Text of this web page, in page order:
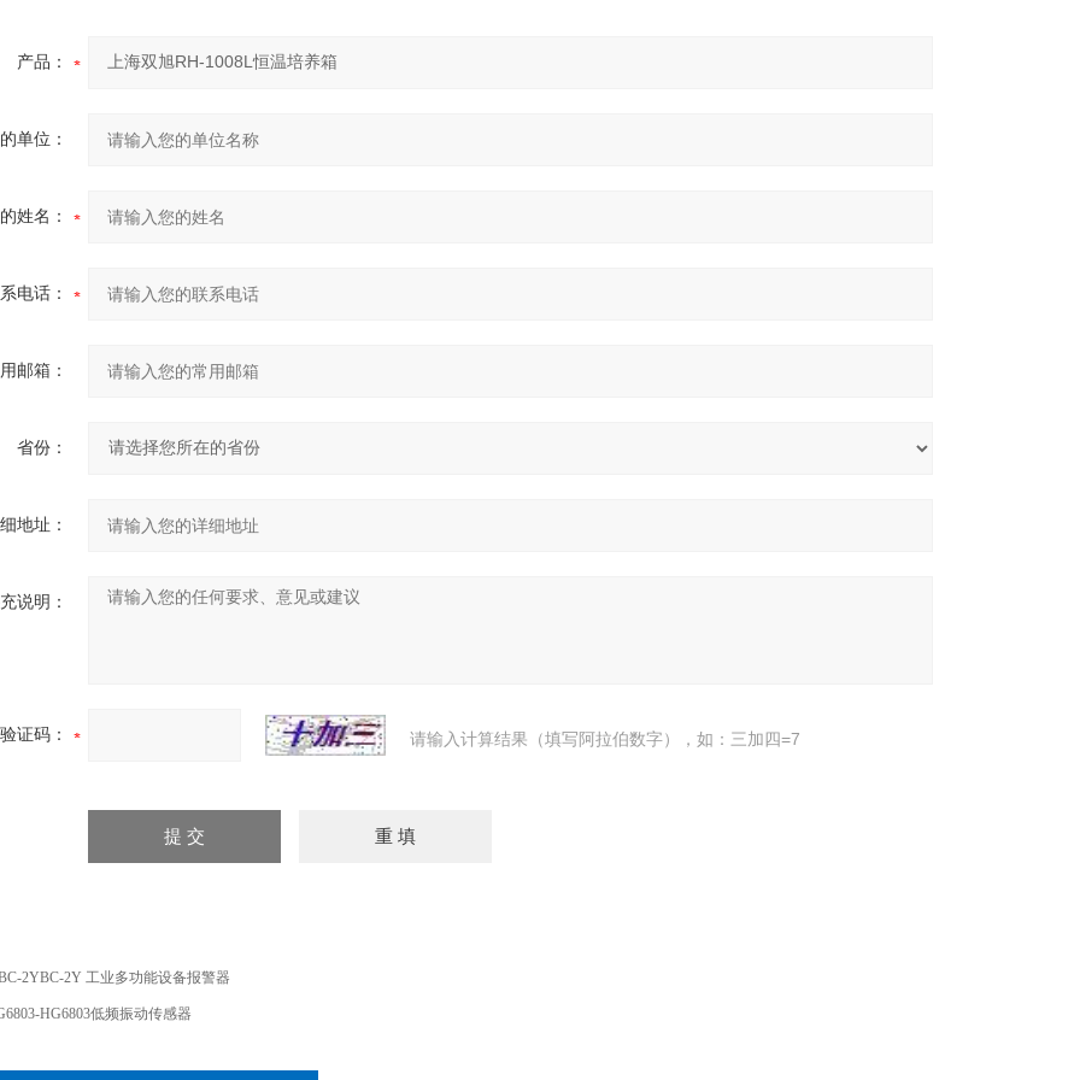
产品：
单位：
姓名：
电话：
邮箱：
省份：
地址：
说明：
验证码： 请输入计算结果（填写阿拉伯数字），如：三加四=7
2YBC-2Y 工业多功能设备报警器
HG6803低频振动传感器